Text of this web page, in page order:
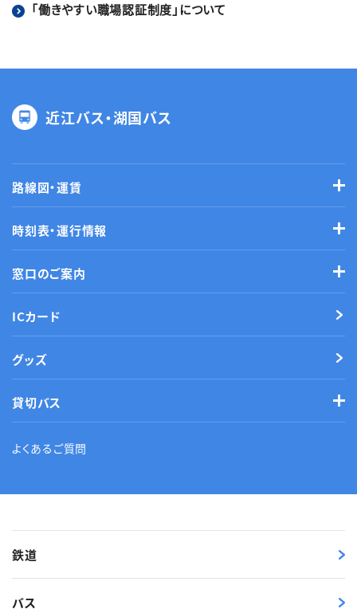
「働きやすい職場認証制度」について
近江バス・湖国バス
路線図・運賃
時刻表・運行情報
窓口のご案内
ICカード
グッズ
貸切バス
よくあるご質問
鉄道
バス